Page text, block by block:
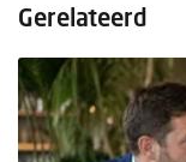
Gerelateerd